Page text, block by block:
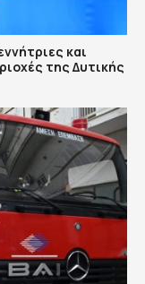
και
της Δυτικής